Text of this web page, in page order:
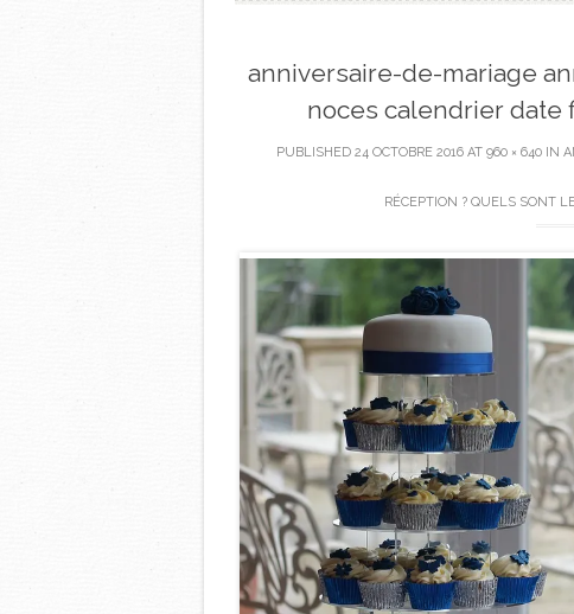
anniversaire-de-mariage
noces calendrier date
PUBLISHED 24 OCTOBRE 2016 AT 960 × 640 IN
RÉCEPTION ? QUELS SONT